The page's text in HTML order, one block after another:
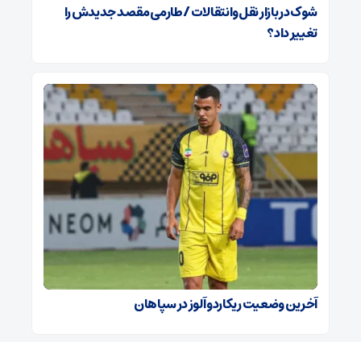
شوک در بازار نقل‌وانتقالات / طارمی مقصد جدیدش را
تغییر داد؟
آخرین وضعیت ریکاردو آلوز در سپاهان